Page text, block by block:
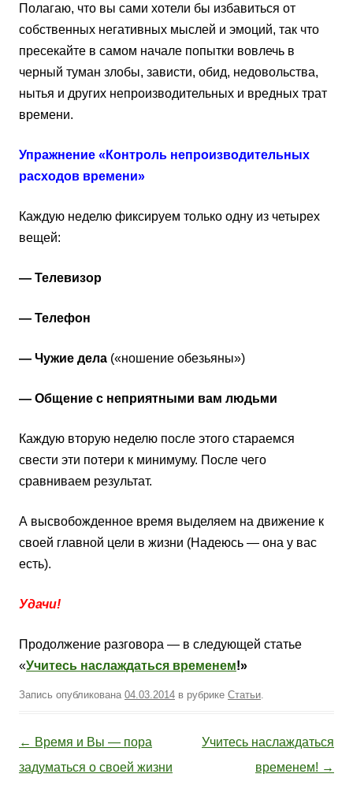
Полагаю, что вы сами хотели бы избавиться от
собственных негативных мыслей и эмоций, так что
пресекайте в самом начале попытки вовлечь в
черный туман злобы, зависти, обид, недовольства,
нытья и других непроизводительных и вредных трат
времени.
Упражнение «Контроль непроизводительных
расходов времени»
Каждую неделю фиксируем только одну из четырех
вещей:
— Телевизор
— Телефон
— Чужие дела («ношение обезьяны»)
— Общение с неприятными вам людьми
Каждую вторую неделю после этого стараемся
свести эти потери к минимуму. После чего
сравниваем результат.
А высвобожденное время выделяем на движение к
своей главной цели в жизни (Надеюсь — она у вас
есть).
Удачи!
Продолжение разговора — в следующей статье
«Учитесь наслаждаться временем!»
Запись опубликована 04.03.2014 в рубрике Статьи
Навигация по записям
← Время и Вы — пора
задуматься о своей жизни
Учитесь наслаждаться
временем! →